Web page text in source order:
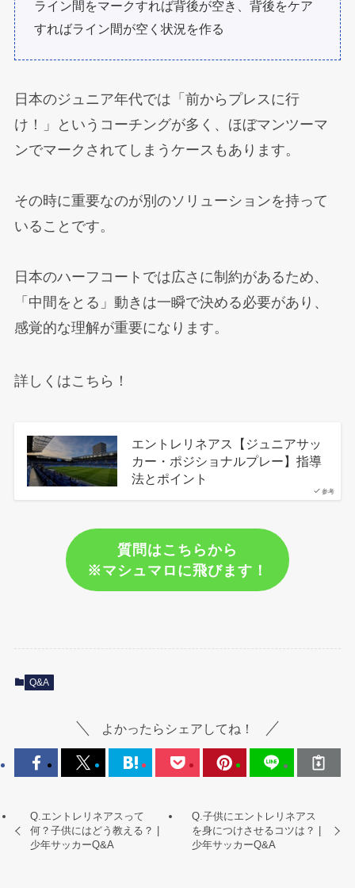
ライン間をマークすれば背後が空き、背後をケア
すればライン間が空く状況を作る
日本のジュニア年代では「前からプレスに行
け！」というコーチングが多く、ほぼマンツーマ
ンでマークされてしまうケースもあります。
その時に重要なのが別のソリューションを持って
いることです。
日本のハーフコートでは広さに制約があるため、
「中間をとる」動きは一瞬で決める必要があり、
感覚的な理解が重要になります。
詳しくはこちら！
参考
エントレリネアス【ジュニアサッ
カー・ポジショナルプレー】指導
法とポイント
質問はこちらから
※マシュマロに飛びます！
Q&A
よかったらシェアしてね！
Q.エントレリネアスって
何？子供にはどう教える？ |
少年サッカーQ&A
Q.子供にエントレリネアス
を身につけさせるコツは？ |
少年サッカーQ&A